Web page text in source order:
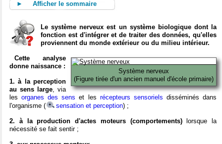
► Afficher le sommaire
Le système nerveux est un système biologique dont la
fonction est d'intégrer et de traiter des données, qu'elles
proviennent du monde extérieur ou du milieu intérieur.
Système nerveux
(Figure tirée d'un ancien manuel d'école primaire)
Cette analyse
donne naissance :
1. à la perception
au sens large, via
lesorganes des sens et les récepteurs sensoriels disséminés dans
l'organisme (
sensation et perception) ;
2. à la production d'actes moteurs (comportements)lorsque la
nécessité se fait sentir ;